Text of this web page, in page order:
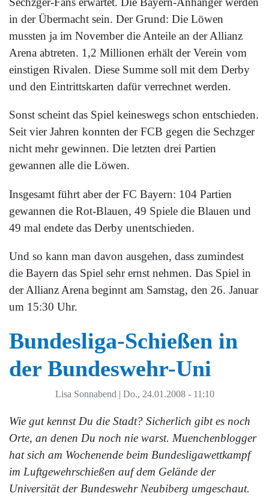
in der Übermacht sein. Der Grund: Die Löwen
mussten ja im November die Anteile an der Allianz
Arena abtreten. 1,2 Millionen erhält der Verein vom
einstigen Rivalen. Diese Summe soll mit dem Derby
und den Eintrittskarten dafür verrechnet werden.
Sonst scheint das Spiel keineswegs schon entschieden.
Seit vier Jahren konnten der FCB gegen die Sechzger
nicht mehr gewinnen. Die letzten drei Partien
gewannen alle die Löwen.
Insgesamt führt aber der FC Bayern: 104 Partien
gewannen die Rot-Blauen, 49 Spiele die Blauen und
49 mal endete das Derby unentschieden.
Und so kann man davon ausgehen, dass zumindest
die Bayern das Spiel sehr ernst nehmen. Das Spiel in
der Allianz Arena beginnt am Samstag, den 26. Januar
um 15:30 Uhr.
Bundesliga-Schießen in
der Bundeswehr-Uni
Lisa Sonnabend | Do., 24.01.2008 - 11:10
Wie gut kennst Du die Stadt? Sicherlich gibt es noch
Orte, an denen Du noch nie warst. Muenchenblogger
hat sich am Wochenende beim Bundesligawettkampf
im Luftgewehrschießen auf dem Gelände der
Universität der Bundeswehr Neubiberg umgeschaut.